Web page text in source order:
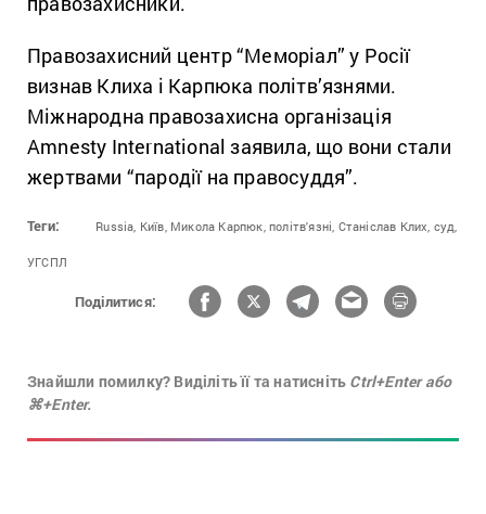
Правозахисний центр “Меморіал” у Росії
визнав Клиха і Карпюка політв’язнями.
Міжнародна правозахисна організація
Amnesty International заявила, що вони стали
жертвами “пародії на правосуддя”.
Теги: Russia, Київ, Микола Карпюк, політв'язні, Станіслав Клих, суд,
УГСПЛ
Поділитися:
Знайшли помилку? Виділіть її та натисніть Ctrl+Enter або
⌘+Enter.